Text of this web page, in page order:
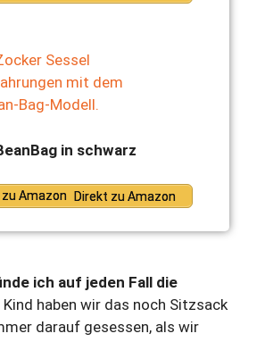
in schwarz
Direkt zu Amazon
ich auf jeden Fall die
Kind haben wir das noch Sitzsack
darauf gesessen, als wir